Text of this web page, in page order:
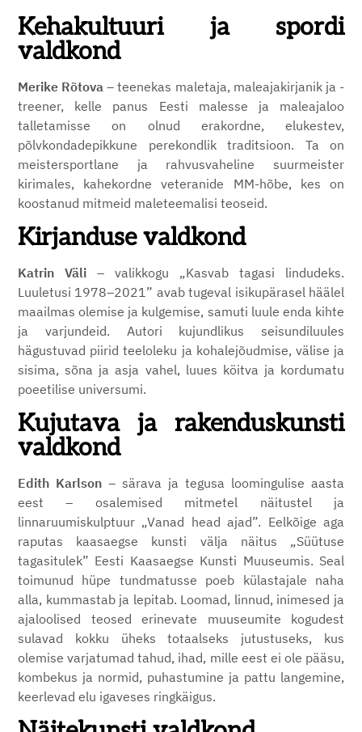
Kehakultuuri ja spordi
valdkond
Merike Rõtova– teenekas maletaja, maleajakirjanik ja -
treener, kelle panus Eesti malesse ja maleajaloo
talletamisse on olnud erakordne, elukestev,
põlvkondadepikkune perekondlik traditsioon. Ta on
meistersportlane ja rahvusvaheline suurmeister
kirimales, kahekordne veteranide MM-hõbe, kes on
koostanud mitmeid maleteemalisi teoseid.
Kirjanduse valdkond
Katrin Väli – valikkogu „Kasvab tagasi lindudeks.
Luuletusi 1978–2021” avab tugeval isikupärasel häälel
maailmas olemise ja kulgemise, samuti luule enda kihte
ja varjundeid. Autori kujundlikus seisundiluules
hägustuvad piirid teeloleku ja kohalejõudmise, välise ja
sisima, sõna ja asja vahel, luues köitva ja kordumatu
poeetilise universumi.
Kujutava ja rakenduskunsti
valdkond
Edith Karlson – särava ja tegusa loomingulise aasta
eest – osalemised mitmetel näitustel ja
linnaruumiskulptuur „Vanad head ajad”. Eelkõige aga
raputas kaasaegse kunsti välja näitus „Süütuse
tagasitulek” Eesti Kaasaegse Kunsti Muuseumis. Seal
toimunud hüpe tundmatusse poeb külastajale naha
alla, kummastab ja lepitab. Loomad, linnud, inimesed ja
ajaloolised teosed erinevate muuseumite kogudest
sulavad kokku üheks totaalseks jutustuseks, kus
olemise varjatumad tahud, ihad, mille eest ei ole pääsu,
kombekus ja normid, puhastumine ja pattu langemine,
keerlevad elu igaveses ringkäigus.